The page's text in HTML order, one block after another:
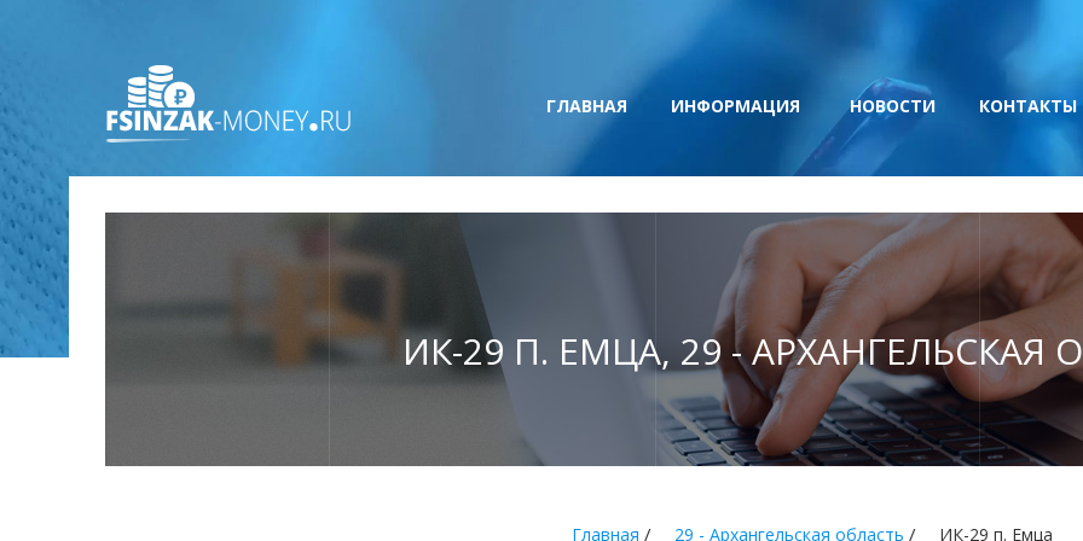
ГЛАВНАЯ ИНФОРМАЦИЯ НОВОСТИ КОНТАКТЫ
ИК-29 П. ЕМЦА, 29 - АРХАНГЕЛЬСКАЯ
Главная / 29 - Архангельская область / ИК-29 п. Емца